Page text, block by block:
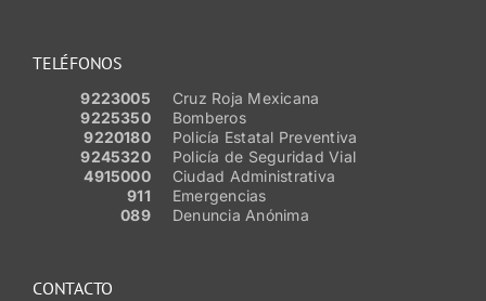
TELÉFONOS
9223005
Cruz Roja Mexicana
9225350
Bomberos
9220180
Policía Estatal Preventiva
9245320
Policía de Seguridad Vial
4915000
Ciudad Administrativa
911
Emergencias
089
Denuncia Anónima
CONTACTO